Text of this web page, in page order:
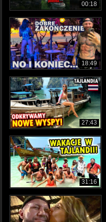
00:18
18:49
27:43
31:16